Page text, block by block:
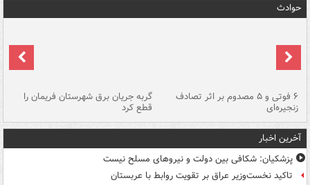
حوادث
۶ فوتی و ۵ مصدوم بر اثر تصادف
زنجیره‌ای
گربه جریان برق شهرستان فریمان را
قطع کرد
آخرین اخبار
پزشکیان: شکافی بین دولت و نیروهای مسلح نیست
تاکید نخست‌وزیر عراق بر تقویت روابط با عربستان